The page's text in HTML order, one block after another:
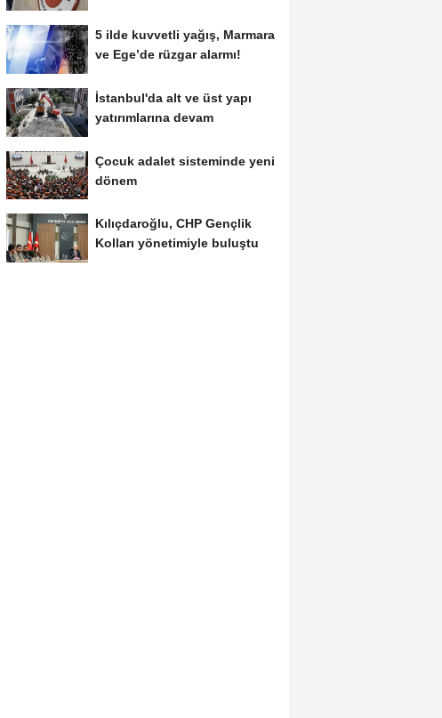
5 ilde kuvvetli yağış, Marmara
ve Ege’de rüzgar alarmı!
İstanbul'da alt ve üst yapı
yatırımlarına devam
Çocuk adalet sisteminde yeni
dönem
Kılıçdaroğlu, CHP Gençlik
Kolları yönetimiyle buluştu